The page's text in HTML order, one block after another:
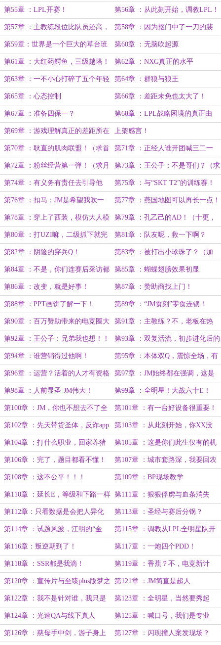
不一样？
第55章 ：LPL开赛！ 第56章 ：从此刻开始，调教LPL！
第57章 ：主教练段位比队员还高，
这合理？
第58章 ：因为抠门中了一刀的裴
乐。
第59章：世界是一个巨大的草台班
子！
第60章 ：无脑吹起源
第61章 ：大红药鳄鱼，三级越塔！ 第62章 ：NXG真正的水平
第63章 ：一不小心打碎了五个年轻
人的电竞梦
第64章 ：群狼与狼王
第65章 ：心态控制 第66章 ：差距未免也太大了！
第67章 ：准备四保一？ 第68章 ：LPL战略困境的真正由
来！
第69章 ：游戏理解真正的差距所在 上架感言！
第70章 ：耿直的肌肉联盟！（求首
订）
第71章 ：正经人谁开团喊三二一
啊！
第72章 ：粉丝经营第一弹！（求月
票）
第73章 ：王公子：不是哥们？（求
月票）
第74章 ：有义务有责任去引导他
们！（求月票）
第75章 ：与“SKT T2”的训练赛！
（求月票）
第76章 ：扣马：JM是希望我吹一
下他？
第77章 ：燕国地图可以再长一点！
（求月票）
第78章 ：穿上了西装，模仿大人模
样！
第79章 ：孔乙己的AD！（十更，
求月票）
第80章 ：打UZI嘛，二级抓下就完
事了！（盟主加更）
第81章 ：队友呢，救一下啊？
第82章 ：阴险的穿兵Q！ 第83章 ：被打出小珍珠了？（加
更）
第84章 ：不是，你们连赛后采访都
要卷的？
第85章 ：蝴蝶翅膀效果初显
第86章 ：改变，就是好事！ 第87章 ：赞助商找上门！
第88章 ：PPT画饼了解一下！ 第89章 ：“JM食刻”零食连锁！
第90章 ：百万赞助带来的电竞圈大
地震。
第91章 ：主教练？不，老板在热
身！
第92章 ：王公子：兄弟我也想！！ 第93章 ：双复活流，初步进化后的
IG！
第94章 ：谁营销得过他啊！ 第95章 ：本体双Q，震惊全场，有
BUG？
第96章 ：运营？活着的人才有资格
运营！
第97章 ：JM始终都在强调，这是
个推塔游戏！
第98章 ：人前显圣-JM伟大！ 第99章 ：全明星！大战六十E！
第100章 ：JM，你也不想去不了全
明星吧！
第101章 ：有一台好设备很重要！
第102章 ：先天带货圣体，反诈app
记得下！
第103章 ：从此刻开始，你XX没
了！
第104章 ：打什么职业，回家养猪
去吧！
第105章 ：这是你们此生仅有的机
会！
第106章 ：完了，题目都看不懂！ 第107章 ：城市套路深，我要回农
村！
第108章 ：这不公平！！！ 第109章 ：BP现场教学
第110章 ：延长E，等级和下路一样
的中单？
第111章 ：狠狠俘虏与血条消失
术！
第112章：只看数据是会把人异化
掉的！
第113章 ：圣经与赛后分锅？
第114章 ：试题风波，江明的“金
身”
第115章 ：调教从LPL全明星队开
始！
第116章：叛逆期到了！ 第117章 ：一炮四个PDD！
第118章 ：SSR都是我滴！ 第119章 ：香蕉？不，电竞新计
划！
第120章 ：宣传片与至臻plus版梦之
队！
第121章 ：JM简直是超人
第122章 ：我不是针对谁，我只是
想说对面都是垃圾！
第123章 ：全明星，当然要秀起
来！
第124章 ：光速QA与线下真人
PK？
第125章 ：喊口号，我们是专业
滴！
第126章 ：慈母手中剑，游子身上 第127章 ：闪现撞人案发现场？